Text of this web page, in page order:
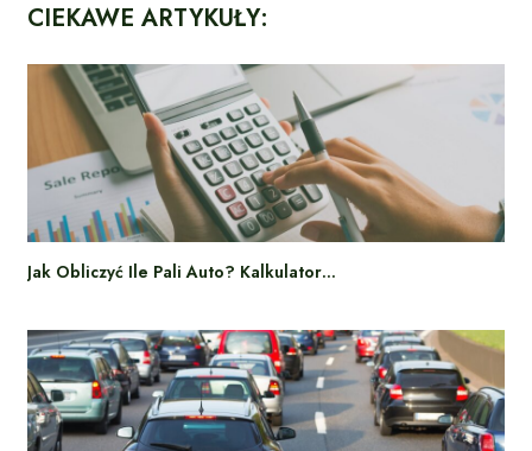
CIEKAWE ARTYKUŁY:
Jak Obliczyć Ile Pali Auto? Kalkulator…